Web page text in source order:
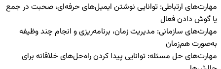
مهارت‌های ارتباطی: توانایی نوشتن ایمیل‌های حرفه‌ای، صحبت در جمع
یا گوش دادن فعال
مهارت‌های سازمانی: مدیریت زمان، برنامه‌ریزی و انجام چند وظیفه
به‌صورت هم‌زمان
مهارت‌های حل مسئله: توانایی پیدا کردن راه‌حل‌های خلاقانه برای